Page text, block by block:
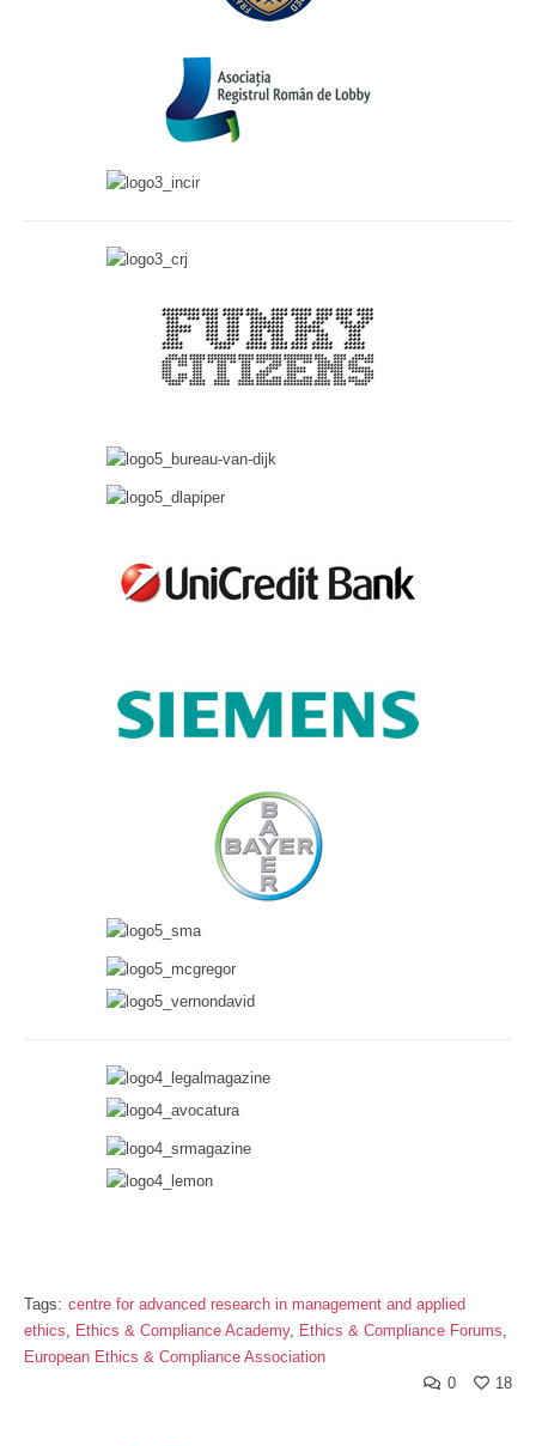
Tags: centre for advanced research in management and applied
ethics, Ethics & Compliance Academy, Ethics & Compliance Forums,
European Ethics & Compliance Association
18
0